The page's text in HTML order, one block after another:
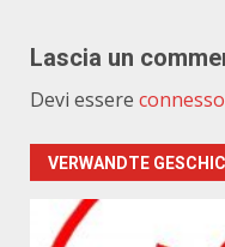
Lascia un
Devi essere connesso
VERWANDTE